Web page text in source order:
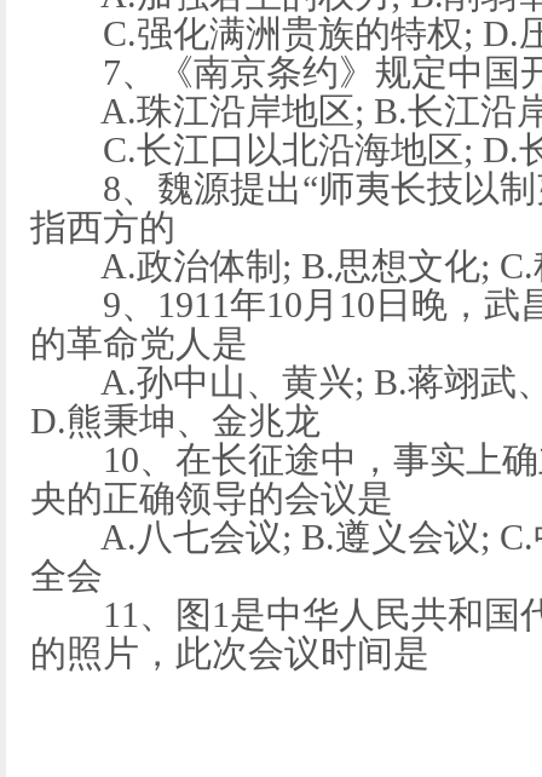
C.强化满洲贵族的特权; D.
7、《南京条约》规定中国
A.珠江沿岸地区; B.长江沿
C.长江口以北沿海地区; D.
8、魏源提出“师夷长技以制
指西方的
A.政治体制; B.思想文化; C.
9、1911年10月10日晚，武
的革命党人是
A.孙中山、黄兴; B.蒋翊武
D.熊秉坤、金兆龙
10、在长征途中，事实上确
央的正确领导的会议是
A.八七会议; B.遵义会议; C.
全会
11、图1是中华人民共和国
的照片，此次会议时间是